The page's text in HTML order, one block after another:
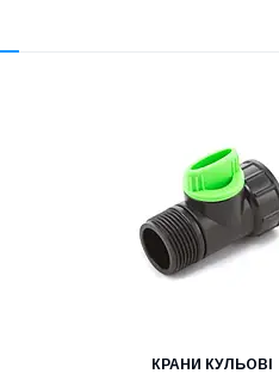
КРАНИ КУЛЬОВІ